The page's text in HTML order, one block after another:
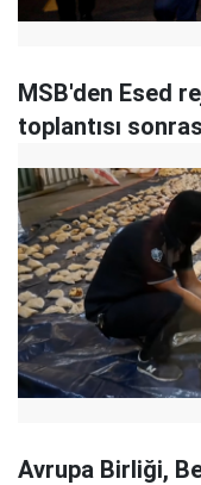
MSB'den Esed
toplantısı
Avrupa Birliği,